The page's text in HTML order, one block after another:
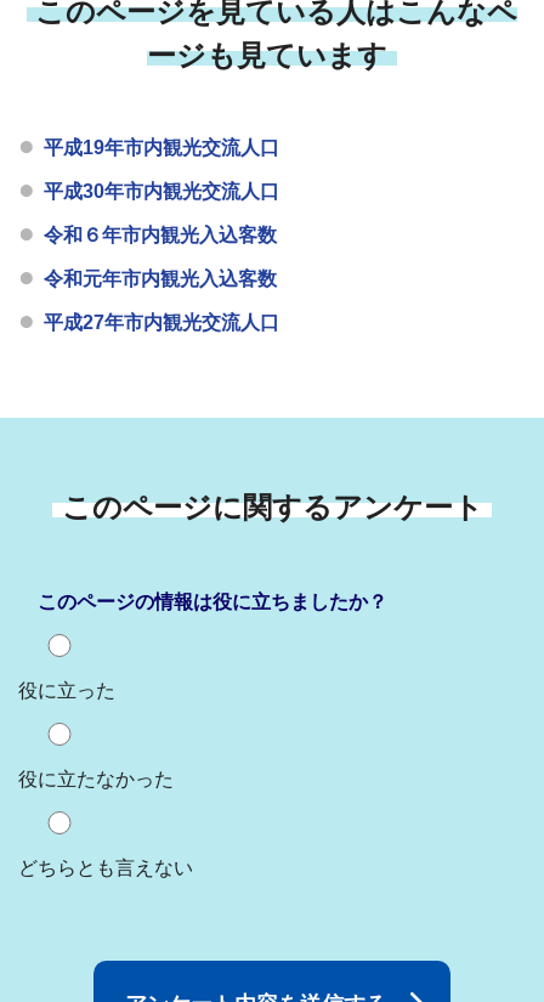
このページを見ている人はこんなペ
ージも見ています
平成19年市内観光交流人口
平成30年市内観光交流人口
令和６年市内観光入込客数
令和元年市内観光入込客数
平成27年市内観光交流人口
このページに関するアンケート
このページの情報は役に立ちましたか？
役に立った
役に立たなかった
どちらとも言えない